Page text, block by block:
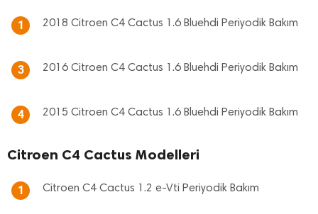
1 2018 Citroen C4 Cactus 1.6 Bluehdi Periyodik Bakım
3 2016 Citroen C4 Cactus 1.6 Bluehdi Periyodik Bakım
4 2015 Citroen C4 Cactus 1.6 Bluehdi Periyodik Bakım
Citroen C4 Cactus Modelleri
1 Citroen C4 Cactus 1.2 e-Vti Periyodik Bakım